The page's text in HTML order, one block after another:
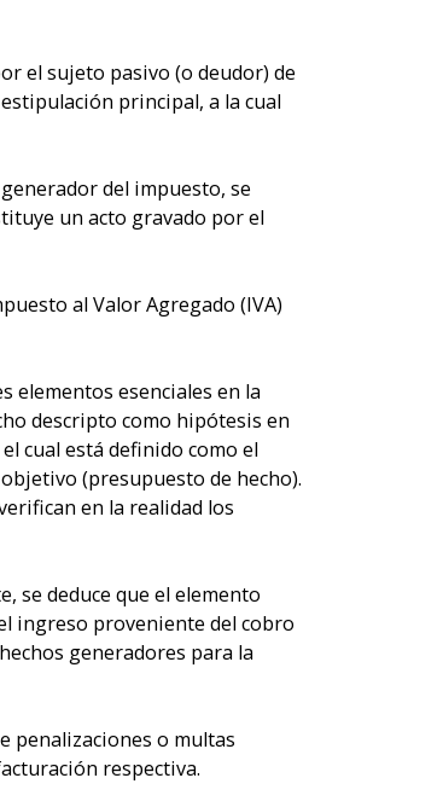
el sujeto pasivo (o deudor) de
principal, a la cual
del impuesto, se
un acto gravado por el
al Valor Agregado (IVA)
elementos esenciales en la
descripto como hipótesis en
cual está definido como el
(presupuesto de hecho).
en la realidad los
se deduce que el elemento
ingreso proveniente del cobro
generadores para la
penalizaciones o multas
respectiva.